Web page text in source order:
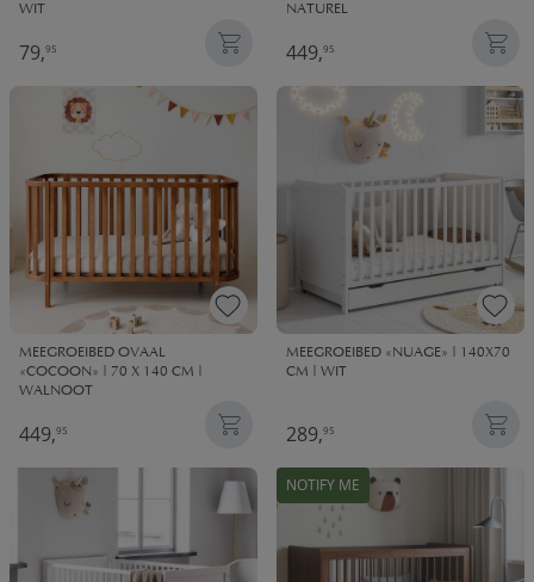
WIT
79,95
NATUREL
449,95
MEEGROEIBED OVAAL
«COCOON» | 70 X 140 CM |
WALNOOT
449,95
MEEGROEIBED «NUAGE» | 140X70
CM | WIT
289,95
NOTIFY ME